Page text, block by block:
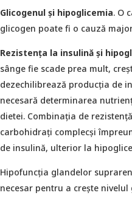
Glicogenul şi hipoglicemia. O
glicogen poate fi o cauză
Rezistența la insulină și
sânge fie scade prea mult,
dezechilibrează producția de
necesară determinarea
dietei. Combinația de
carbohidrați complecși
de insulină, ulterior la
Hipofuncția glandelor
necesar pentru a crește